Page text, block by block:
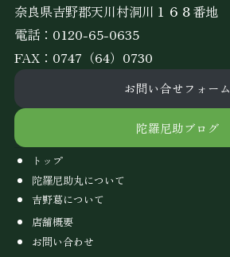
奈良県吉野郡天川村洞川１６８番地
電話： 0120-65-0635
FAX：0747（64）0730
お問い合せフォーム
陀羅尼助ブログ
トップ
陀羅尼助丸について
吉野葛について
店舗概要
お問い合わせ